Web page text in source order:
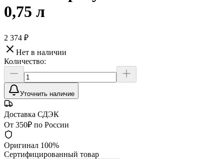
0,75 л
2 374 ₽
Нет в наличии
Количество:
Уточнить наличие
Доставка СДЭК
От 350₽ по России
Оригинал 100%
Сертифицированный товар